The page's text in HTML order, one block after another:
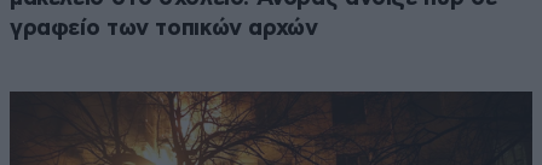
γραφείο των τοπικών αρχών